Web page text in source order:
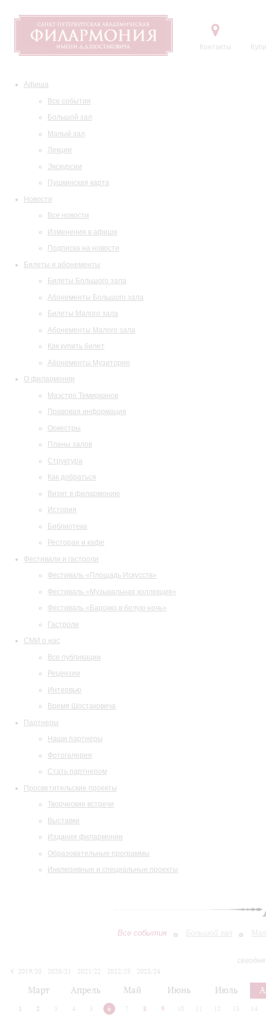
Контакты
Афиша
Все события
Большой зал
Малый зал
Лекции
Экскурсии
Пушкинская карта
Новости
Все новости
Изменения в афише
Подписка на новости
Билеты и абонементы
Билеты Большого зала
Абонементы Большого зала
Билеты Малого зала
Абонементы Малого зала
Как купить билет
Абонементы Музитория
О филармонии
Маэстро Темирканов
Правовая информация
Оркестры
Планы залов
Структура
Как добраться
Визит в филармонию
История
Библиотека
Ресторан и кафе
Фестивали и гастроли
Фестиваль «Площадь Искусств»
Фестиваль «Музыкальная коллекция»
Фестиваль «Барокко в белую ночь»
Гастроли
СМИ о нас
Все публикации
Рецензии
Интервью
Время Шостаковича
Партнеры
Наши партнеры
Фотогалерея
Стать партнером
Просветительские проекты
Творческие встречи
Выставки
Издания филармонии
Образовательные программы
Инклюзивные и специальные проекты
Все события Большой зал
2019/20
2020/21 2021/22 2022/23
2023/24
Март Апрель Май Июнь Июль
1 2 3 4 5 6 7 8 9 10 12 13 14